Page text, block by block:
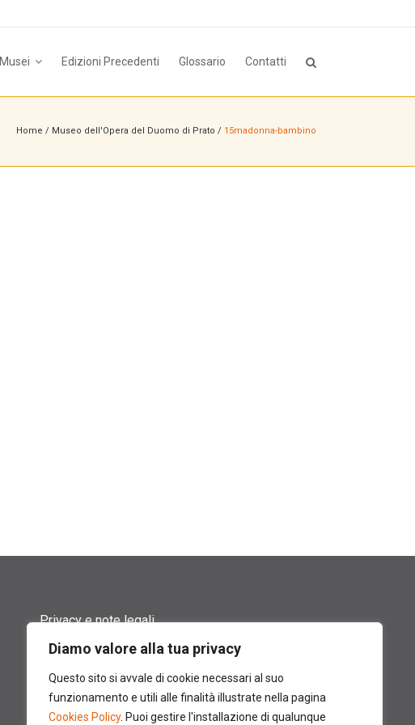
Diamo valore alla tua privacy
Questo sito si avvale di cookie necessari al suo
funzionamento e utili alle finalità illustrate nella pagina
Cookies Policy. Puoi gestire l'installazione di qualunque
Musei Edizioni Precedenti Glossario Contatti
Home / Museo dell'Opera del Duomo di Prato / 15madonna-bambino
Privacy e note legali
Termini di utilizzo
Cookie policy
Contatti